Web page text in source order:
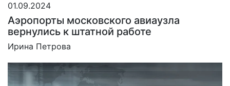
01.09.2024
Аэропорты московского авиаузла
вернулись к штатной работе
Ирина Петрова